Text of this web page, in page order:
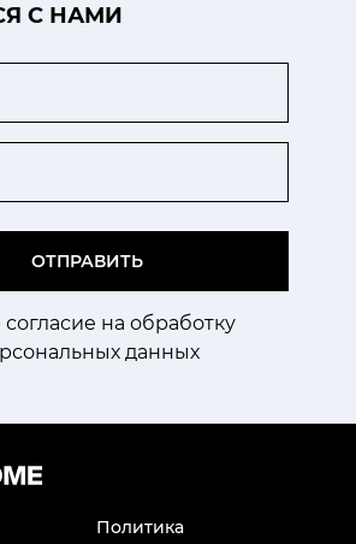
С НАМИ
ОТПРАВИТЬ
на обработку
данных
Политика